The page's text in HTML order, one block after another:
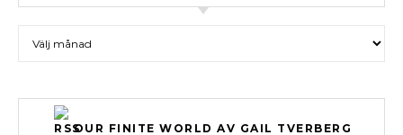
OUR FINITE WORLD AV GAIL TVERBERG